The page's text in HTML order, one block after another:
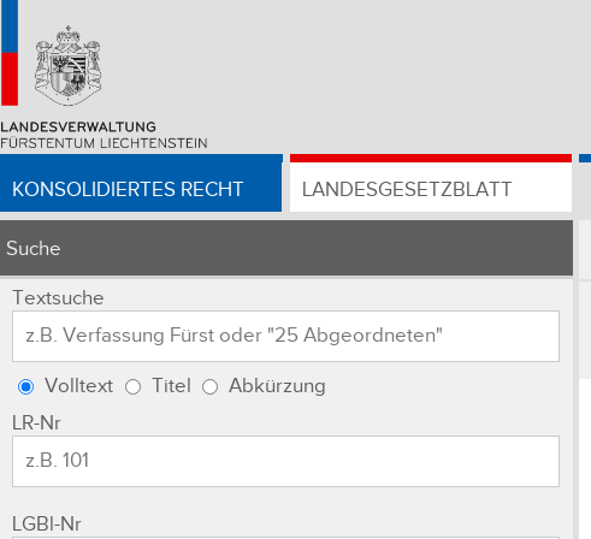
KONSOLIDIERTES RECHT LANDESGESETZBLATT
Suche
Textsuche
Volltext Titel
Abkürzung
LR-Nr
LGBl-Nr